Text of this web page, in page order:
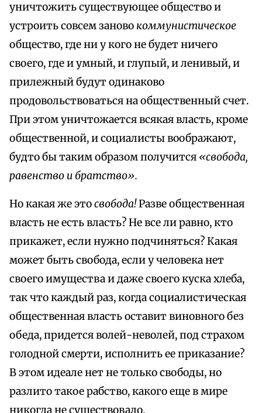
уничтожить существующее общество и
устроить совсем заново коммунистическое
общество, где ни у кого не будет ничего
своего, где и умный, и глупый, и ленивый, и
прилежный будут одинаково
продовольствоваться на общественный счет.
При этом уничтожается всякая власть, кроме
общественной, и социалисты воображают,
будто бы таким образом получится «свобода,
равенство и братство».
Но какая же этосвобода!Разве общественная
власть не есть власть? Не все ли равно, кто
прикажет, если нужно подчиняться? Какая
может быть свобода, если у человека нет
своего имущества и даже своего куска хлеба,
так что каждый раз, когда социалистическая
общественная власть оставит виновного без
обеда, придется волей-неволей, под страхом
голодной смерти, исполнить ее приказание?
В этом идеале нет не только свободы, но
разлито такое рабство, какого еще в мире
никогда не существовало.